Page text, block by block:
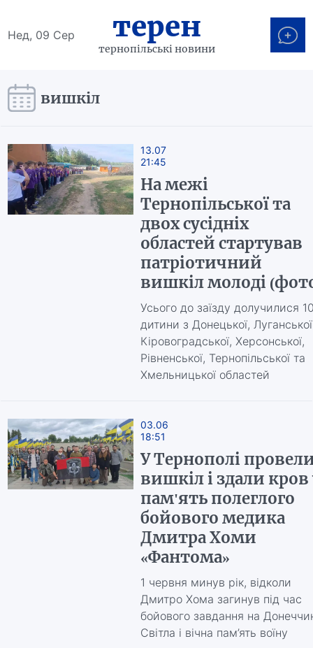
Нед, 09 Сер терен
тернопільські новини
вишкіл
13.07
21:45
На межі
Тернопільської та
двох сусідніх
областей стартував
патріотичний
вишкіл молоді
Усього до заїзду долучилися
дитини з Донецької,
Кіровоградської, Херсонської,
Рівненської, Тернопільської та
Хмельницької областей
03.06
18:51
У Тернополі
вишкіл і здали кров
пам'ять полеглого
бойового медика
Дмитра Хоми
«Фантома»
1 червня минув рік, відколи
Дмитро Хома загинув під час
бойового завдання на
Світла і вічна пам’ять воїну